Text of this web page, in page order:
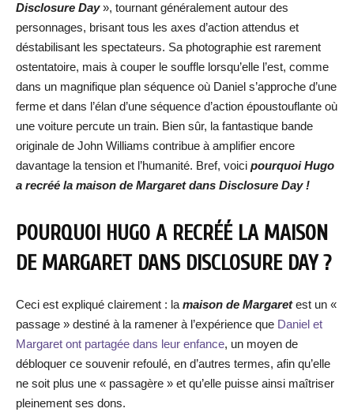
Disclosure Day», tournant généralement autour des
personnages, brisant tous les axes d’action attendus et
déstabilisant les spectateurs. Sa photographie est rarement
ostentatoire, mais à couper le souffle lorsqu’elle l’est, comme
dans un magnifique plan séquence où Daniel s’approche d’une
ferme et dans l’élan d’une séquence d’action époustouflante où
une voiture percute un train. Bien sûr, la fantastique bande
originale de John Williams contribue à amplifier encore
davantage la tension et l’humanité. Bref, voici pourquoi Hugo
a recréé la maison de Margaret dans Disclosure Day !
POURQUOI HUGO A RECRÉÉ LA MAISON
DE MARGARET DANS DISCLOSURE DAY ?
Ceci est expliqué clairement : la maison de Margaretest un «
passage » destiné à la ramener à l’expérience que Daniel et
Margaret ont partagée dans leur enfance, un moyen de
débloquer ce souvenir refoulé, en d’autres termes, afin qu’elle
ne soit plus une « passagère » et qu’elle puisse ainsi maîtriser
pleinement ses dons.